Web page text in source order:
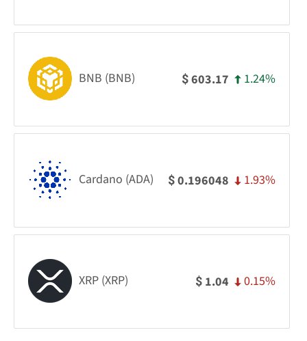
BNB (BNB) $603.17 1.24%
Cardano (ADA) $0.196048 1.93%
XRP (XRP) $ 1.04 0.15%